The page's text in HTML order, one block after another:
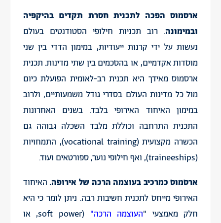
ארסמוס הפכה לתכנית חסרת תקדים בהיקפיה
ובמימונה. רוב תכניות חילופי הסטודנטים בעולם
נעשות על ידי קרנות ייעודיות, במימון הדדי בין שני
מוסדות אקדמיים, או בהסכמים בין שתי מדינות. תכנית
ארסמוס מאידך היא תכנית רב-לאומית הפועלת כיום
מול כל מדינות העולם בסדרי גודל משמעותיים, ולרוב
במימון האיחוד האירופי בלבד. בשנים האחרונות
התכנית התרחבה וכוללת מלבד השכלה גבוהה גם
הכשרה מקצועית (vocational training), התמחויות
(traineeships), ואף חילופי נוער, ספורטאים ועוד.
ארסמוס כמרכיב בעוצמה הרכה של אירופה. האיחוד
האירופי מייחס לתכנית חשיבות רבה. ניתן לומר כי היא
חלק מאמצעי "העוצמה הרכה"
(soft power, או